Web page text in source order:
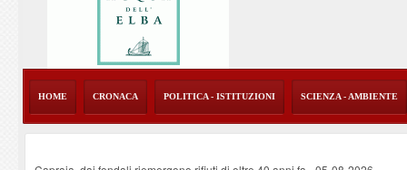
HOME CRONACA POLITICA - ISTITUZIONI SCIENZA - AMBIENTE